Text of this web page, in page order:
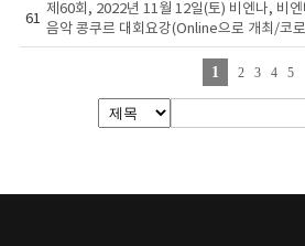
61
제60회, 2022년 11월 12일(토) 비엔나, 비엔
음악 콩쿠르 대회요강(Online으로 개최/코
1 2 3 4 5